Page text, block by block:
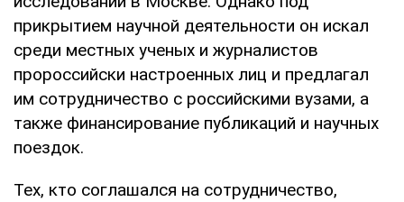
прикрытием научной деятельности он искал
среди местных ученых и журналистов
пророссийски настроенных лиц и предлагал
им сотрудничество с российскими вузами, а
также финансирование публикаций и научных
поездок.
Тех, кто соглашался на сотрудничество,